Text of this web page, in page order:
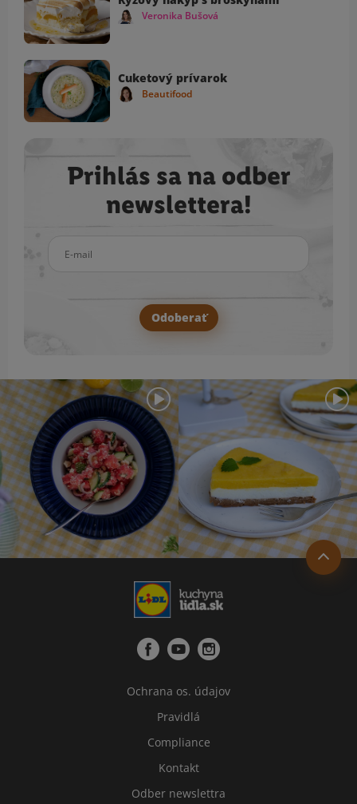
Veronika Bušová
Cuketový prívarok
Beautifood
Prihlás sa na odber
newslettera!
Odoberať
Ochrana os. údajov
Pravidlá
Compliance
Kontakt
Odber newslettra